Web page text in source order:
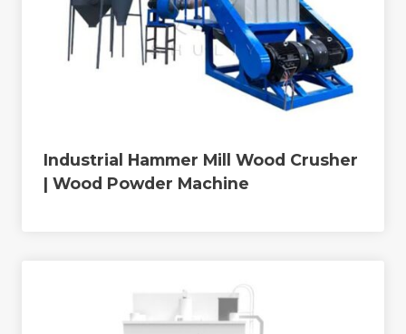
Industrial Hammer Mill Wood Crusher
| Wood Powder Machine